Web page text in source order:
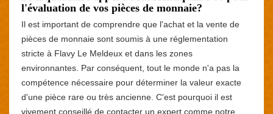
l'évaluation de vos pièces de monnaie?
Il est important de comprendre que l'achat et la vente de
pièces de monnaie sont soumis à une réglementation
stricte à Flavy Le Meldeux et dans les zones
environnantes. Par conséquent, tout le monde n'a pas la
compétence nécessaire pour déterminer la valeur exacte
d'une pièce rare ou très ancienne. C'est pourquoi il est
vivement conseillé de contacter un expert comme notre